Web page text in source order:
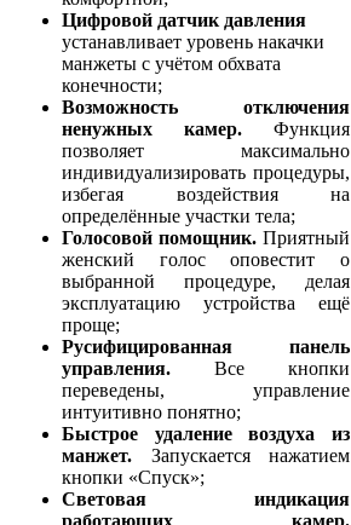
Цифровой датчик давления
устанавливает уровень накачки
манжеты с учётом обхвата
конечности;
Возможность отключения
ненужных камер. Функция
позволяет максимально
индивидуализировать процедуры,
избегая воздействия на
определённые участки тела;
Голосовой помощник. Приятный
женский голос оповестит о
выбранной процедуре, делая
эксплуатацию устройства ещё
проще;
Русифицированная панель
управления.Все кнопки
переведены, управление
интуитивно понятно;
Быстрое удаление воздуха из
манжет. Запускается нажатием
кнопки «Спуск»;
Световая индикация
работающих камер.